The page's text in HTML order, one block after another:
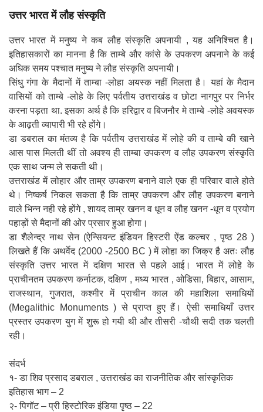
उत्तर भारत में लौह संस्कृति
उत्तर भारत में मनुष्य ने कब लौह संस्कृति अपनायी , यह अनिश्चित है।
इतिहासकारों का मानना है कि ताम्बे और कांसे के उपकरण अपनाने के कई
अधिक समय पश्चात मनुष्य ने लौह संस्कृति अपनायी।
सिंधु गंगा के मैदानों में ताम्बा -लोहा अयस्क नहीं मिलता है। यहां के मैदान
वासियों को ताम्बे -लोहे के लिए पर्वतीय उत्तराखंड व छोटा नागपुर पर निर्भर
करना पड़ता था. इसका अर्थ है कि हरिद्वार व बिजनौर मे ताम्बे -लोहे अवयस्क
के आढ़ती व्यापारी भी रहे होंगे।
डा डबराल का मंतव्य है कि पर्वतीय उत्तराखंड में लोहे की व ताम्बे की खाने
आस पास मिलती थीं तो अवश्य ही ताम्बा उपकरण व लौह उपकरण संस्कृति
एक साथ जन्म ले सकती थी।
उत्तराखंड में लोहार और ताम्र उपकरण बनाने वाले एक ही परिवार वाले होते
थे। निष्कर्ष निकल सकता है कि ताम्र उपकरण और लौह उपकरण बनाने
वाले भिन्न नही रहे होंगे , शायद ताम्र खनन व धून व लौह खनन -धून व प्रयोग
पहाड़ों से मैदानों की ओर प्रसार हुआ होगा।
डा शैलेन्द्र नाथ सेन (ऐन्सियन्ट इंडियन हिस्टरी ऐंड कल्चर , पृष्ठ 28 )
लिखते हैं कि अथर्वेद (2000 -2500 BC ) में लोहा का जिक्र है अतः लौह
संस्कृति उत्तर भारत में दक्षिण भारत से पहले आई। भारत में लोहे के
प्राचीनतम उपकरण कर्नाटक, दक्षिण , मध्य भारत , ओडिसा, बिहार, आसाम,
राजस्थान, गुजरात, कश्मीर में प्राचीन काल की महाशिला समाधियों
(Megalithic Monuments ) से प्राप्त हुए हैं। ऐसी समाधियाँ उत्तर
प्रस्तर उपकरण युग में शुरू हो गयी थी और तीसरी -चौथी सदी तक चलती
रही।
संदर्भ
१- डा शिव प्रसाद डबराल , उत्तराखंड का राजनीतिक और सांस्कृतिक
इतिहास भाग – 2
२- पिगॉट – प्री हिस्टोरिक इंडिया पृष्ठ – 22